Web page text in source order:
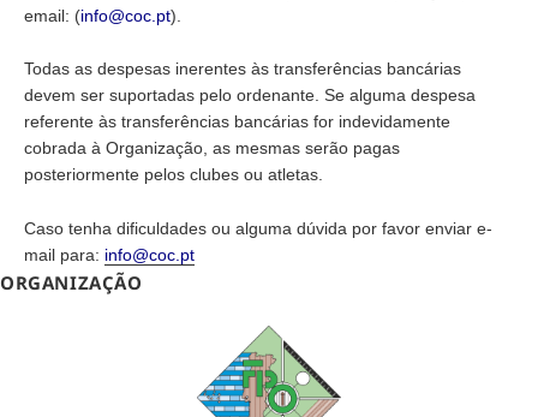
email: (info@coc.pt).
Todas as despesas inerentes às transferências bancárias
devem ser suportadas pelo ordenante. Se alguma despesa
referente às transferências bancárias for indevidamente
cobrada à Organização, as mesmas serão pagas
posteriormente pelos clubes ou atletas.
Caso tenha dificuldades ou alguma dúvida por favor enviar e-
mail para: info@coc.pt
ORGANIZAÇÃO